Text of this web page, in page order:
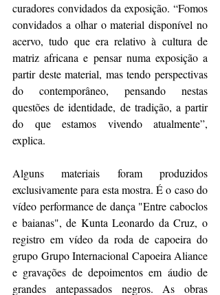
curadores convidados da exposição. “Fomos
convidados a olhar o material disponível no
acervo, tudo que era relativo à cultura de
matriz africana e pensar numa exposição a
partir deste material, mas tendo perspectivas
do contemporâneo, pensando nestas
questões de identidade, de tradição, a partir
do que estamos vivendo atualmente”,
explica.
Alguns materiais foram produzidos
exclusivamente para esta mostra. É o caso do
vídeo performance de dança "Entre caboclos
e baianas", de Kunta Leonardo da Cruz, o
registro em vídeo da roda de capoeira do
grupo Grupo Internacional Capoeira Aliance
e gravações de depoimentos em áudio de
grandes antepassados negros. As obras